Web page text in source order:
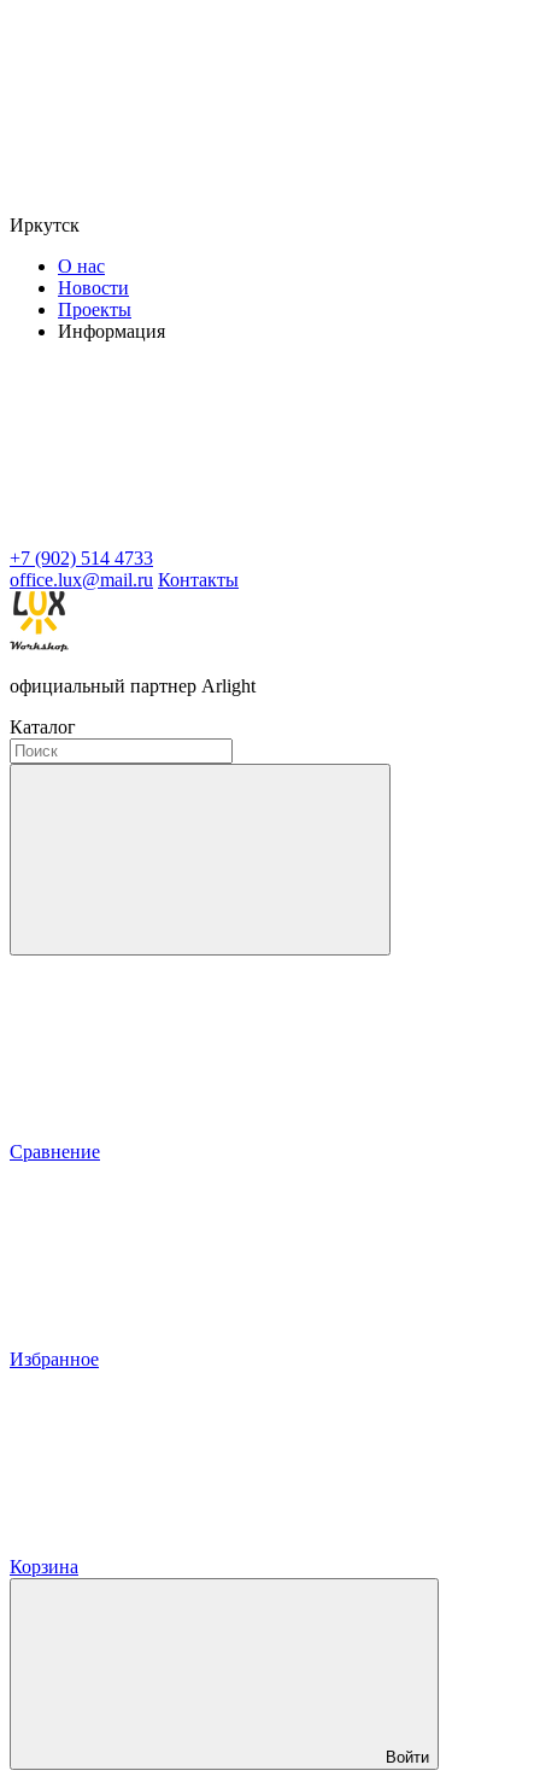
Иркутск
О нас
Новости
Проекты
Информация
+7 (902) 514 4733
office.lux@mail.ru Контакты
официальный партнер Arlight
Каталог
Сравнение
Избранное
Корзина
Войти